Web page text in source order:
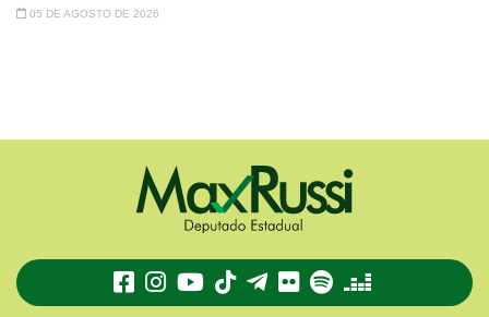
05 DE AGOSTO DE 2026
TikTokTelegram
FlickrSpotifyDeezer